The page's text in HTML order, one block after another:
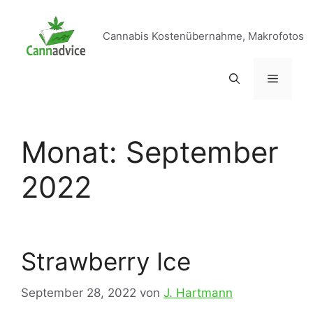
springen
Cannabis Kostenübernahme, Makrofotos
Menü
Monat: September
2022
Strawberry Ice
September 28, 2022 von J. Hartmann